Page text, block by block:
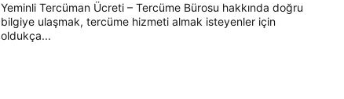
Yeminli Tercüman Ücreti – Tercüme Bürosu hakkında doğru
bilgiye ulaşmak, tercüme hizmeti almak isteyenler için
oldukça...